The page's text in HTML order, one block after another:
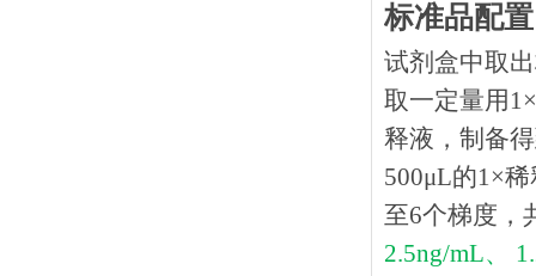
标准品配置
试剂盒中取
取一定量用
释液，制备
500μL的1×
至6个梯度，
2.5ng/mL、